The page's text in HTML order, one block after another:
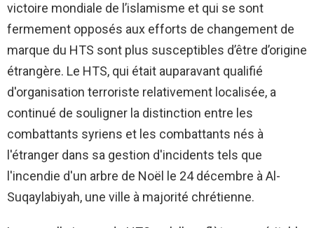
victoire mondiale de l’islamisme et qui se sont
fermement opposés aux efforts de changement de
marque du HTS sont plus susceptibles d’être d’origine
étrangère. Le HTS, qui était auparavant qualifié
d'organisation terroriste relativement localisée, a
continué de souligner la distinction entre les
combattants syriens et les combattants nés à
l'étranger dans sa gestion d'incidents tels que
l'incendie d'un arbre de Noël le 24 décembre à Al-
Suqaylabiyah, une ville à majorité chrétienne.